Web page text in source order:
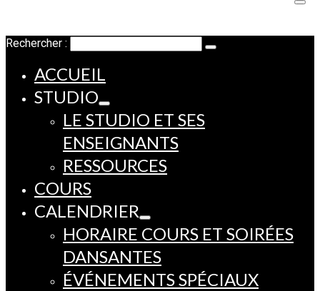
Rechercher :
ACCUEIL
STUDIO
LE STUDIO ET SES
ENSEIGNANTS
RESSOURCES
COURS
CALENDRIER
HORAIRE COURS ET SOIRÉES
DANSANTES
ÉVÉNEMENTS SPÉCIAUX